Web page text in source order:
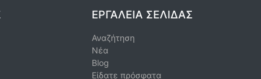
ΕΡΓΑΛΕΊΑ ΣΕΛΊΔΑΣ
Αναζήτηση
Νέα
Blog
Είδατε πρόσφατα